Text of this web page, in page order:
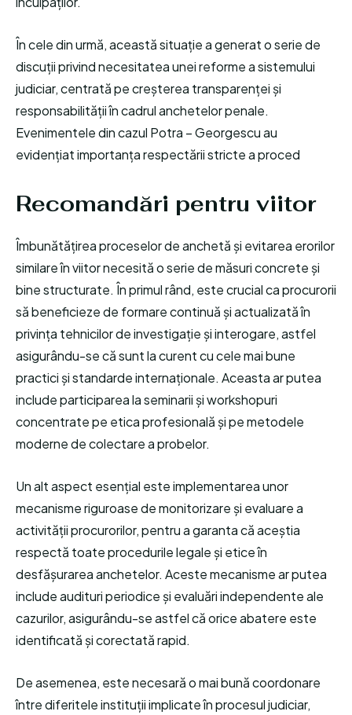
În cele din urmă, această situație a generat o serie de
discuții privind necesitatea unei reforme a sistemului
judiciar, centrată pe creșterea transparenței și
responsabilității în cadrul anchetelor penale.
Evenimentele din cazul Potra – Georgescu au
evidențiat importanța respectării stricte a proced
Recomandări pentru viitor
Îmbunătățirea proceselor de anchetă și evitarea erorilor
similare în viitor necesită o serie de măsuri concrete și
bine structurate. În primul rând, este crucial ca procurorii
să beneficieze de formare continuă și actualizată în
privința tehnicilor de investigație și interogare, astfel
asigurându-se că sunt la curent cu cele mai bune
practici și standarde internaționale. Aceasta ar putea
include participarea la seminarii și workshopuri
concentrate pe etica profesională și pe metodele
moderne de colectare a probelor.
Un alt aspect esențial este implementarea unor
mecanisme riguroase de monitorizare și evaluare a
activității procurorilor, pentru a garanta că aceștia
respectă toate procedurile legale și etice în
desfășurarea anchetelor. Aceste mecanisme ar putea
include audituri periodice și evaluări independente ale
cazurilor, asigurându-se astfel că orice abatere este
identificată și corectată rapid.
De asemenea, este necesară o mai bună coordonare
între diferitele instituții implicate în procesul judiciar,